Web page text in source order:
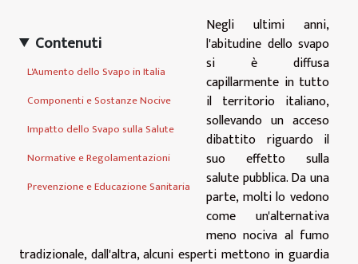
Contenuti
L'Aumento dello Svapo in Italia
Componenti e Sostanze Nocive
Impatto dello Svapo sulla Salute
Normative e Regolamentazioni
Prevenzione e Educazione Sanitaria
Negli ultimi anni,
l'abitudine dello svapo
si è diffusa
capillarmente in tutto
il territorio italiano,
sollevando un acceso
dibattito riguardo il
suo effetto sulla
salute pubblica. Da una
parte, molti lo vedono
come un'alternativa
meno nociva al fumo
tradizionale, dall'altra, alcuni esperti mettono in guardia